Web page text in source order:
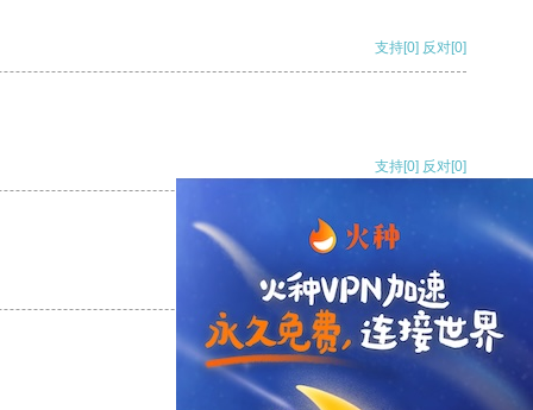
支持[0] 反对[0]
支持[0] 反对[0]
支持[0] 反对
支持